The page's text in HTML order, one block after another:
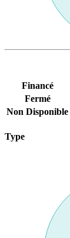
Financé
Fermé
Non Disponible
Type